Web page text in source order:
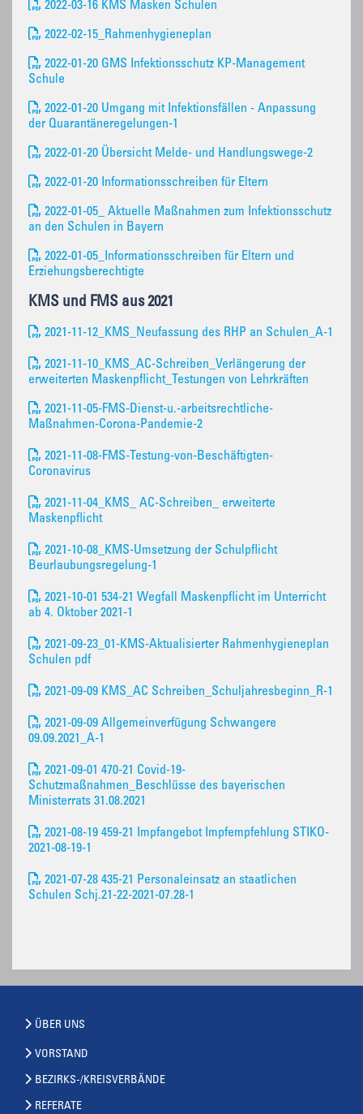
2022-03-16 KMS Masken Schulen
2022-02-15_Rahmenhygieneplan
2022-01-20 GMS Infektionsschutz KP-Management
Schule
2022-01-20 Umgang mit Infektionsfällen - Anpassung
der Quarantäneregelungen-1
2022-01-20 Übersicht Melde- und Handlungswege-2
2022-01-20 Informationsschreiben für Eltern
2022-01-05_ Aktuelle Maßnahmen zum Infektionsschutz
an den Schulen in Bayern
2022-01-05_Informationsschreiben für Eltern und
Erziehungsberechtigte
KMS und FMS aus 2021
2021-11-12_KMS_Neufassung des RHP an Schulen_A-1
2021-11-10_KMS_AC-Schreiben_Verlängerung der
erweiterten Maskenpflicht_Testungen von Lehrkräften
2021-11-05-FMS-Dienst-u.-arbeitsrechtliche-
Maßnahmen-Corona-Pandemie-2
2021-11-08-FMS-Testung-von-Beschäftigten-
Coronavirus
2021-11-04_KMS_ AC-Schreiben_ erweiterte
Maskenpflicht
2021-10-08_KMS-Umsetzung der Schulpflicht
Beurlaubungsregelung-1
2021-10-01 534-21 Wegfall Maskenpflicht im Unterricht
ab 4. Oktober 2021-1
2021-09-23_01-KMS-Aktualisierter Rahmenhygieneplan
Schulen pdf
2021-09-09 KMS_AC Schreiben_Schuljahresbeginn_R-1
2021-09-09 Allgemeinverfügung Schwangere
09.09.2021_A-1
2021-09-01 470-21 Covid-19-
Schutzmaßnahmen_Beschlüsse des bayerischen
Ministerrats 31.08.2021
2021-08-19 459-21 Impfangebot Impfempfehlung STIKO-
2021-08-19-1
2021-07-28 435-21 Personaleinsatz an staatlichen
Schulen Schj.21-22-2021-07.28-1
ÜBER UNS
VORSTAND
BEZIRKS-/KREISVERBÄNDE
REFERATE